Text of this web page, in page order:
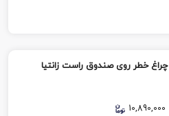
چراغ خطر روی صندوق راست زانتیا
10,890,000